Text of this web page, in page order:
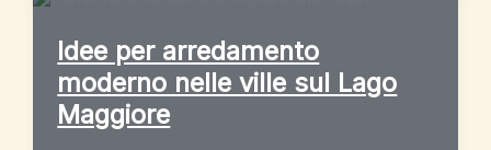
Idee per arredamento
moderno nelle ville sul Lago
Maggiore